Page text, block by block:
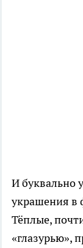
И буквально
украшения в
Тёплые,
«глазурью»,